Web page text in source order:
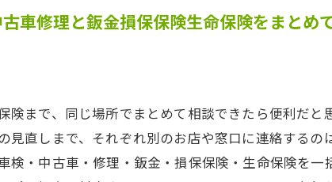
車修理と鈑金損保保険生命保険をまとめ
まで、同じ場所でまとめて相談できたら便利だ
直しまで、それぞれ別のお店や窓口に連絡するの
・中古車・修理・鈑金・損保保険・生命保険を